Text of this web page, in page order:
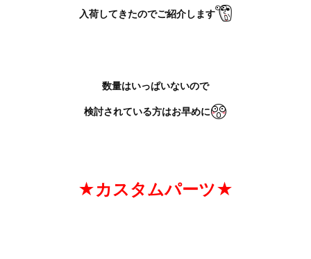
入荷してきたのでご紹介します
数量はいっぱいないので
検討されている方はお早めに
★カスタムパーツ★